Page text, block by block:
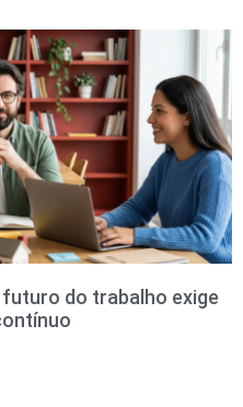
do trabalho exige